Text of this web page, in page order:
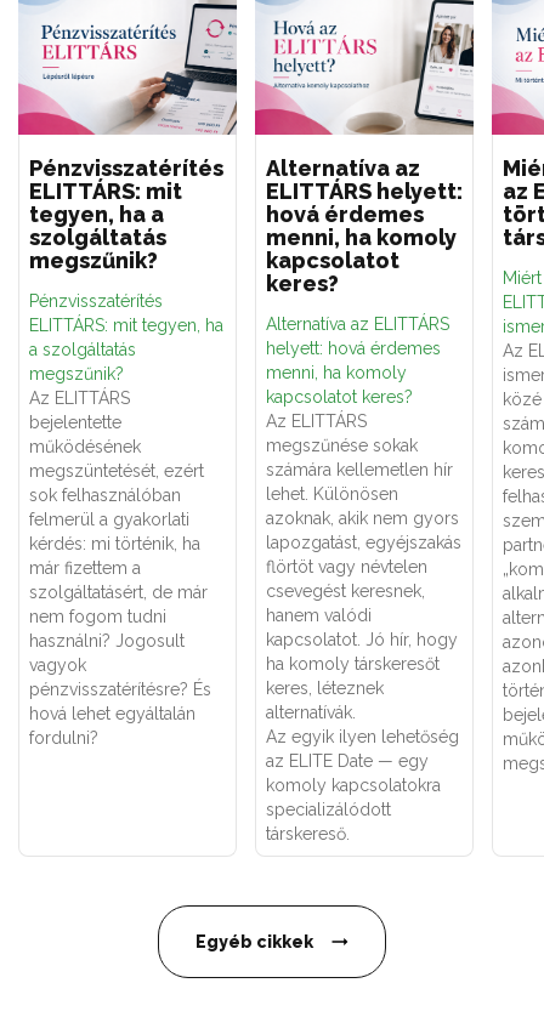
Pénzvisszatérítés
ELITTÁRS: mit
tegyen, ha a
szolgáltatás
megszűnik?
Pénzvisszatérítés
ELITTÁRS: mit tegyen, ha
a szolgáltatás
megszűnik?
Az ELITTÁRS
bejelentette
működésének
megszüntetését, ezért
sok felhasználóban
felmerül a gyakorlati
kérdés: mi történik, ha
már fizettem a
szolgáltatásért, de már
nem fogom tudni
használni? Jogosult
vagyok
pénzvisszatérítésre? És
hová lehet egyáltalán
fordulni?
Alternatíva az
ELITTÁRS helyett:
hová érdemes
menni, ha komoly
kapcsolatot
keres?
Alternatíva az ELITTÁRS
helyett: hová érdemes
menni, ha komoly
kapcsolatot keres?
Az ELITTÁRS
megszűnése sokak
számára kellemetlen hír
lehet. Különösen
azoknak, akik nem gyors
lapozgatást, egyéjszakás
flörtöt vagy névtelen
csevegést keresnek,
hanem valódi
kapcsolatot. Jó hír, hogy
ha komoly társkeresőt
keres, léteznek
alternatívák.
Az egyik ilyen lehetőség
az ELITE Date — egy
komoly kapcsolatokra
specializálódott
társkereső.
az
Az
Egyéb cikkek